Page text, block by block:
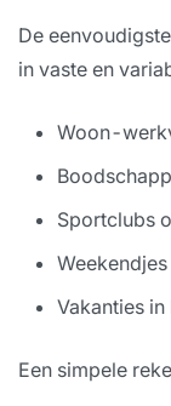
De
in vaste en
Woon-
Sportclubs
Vakanties
Een simpele